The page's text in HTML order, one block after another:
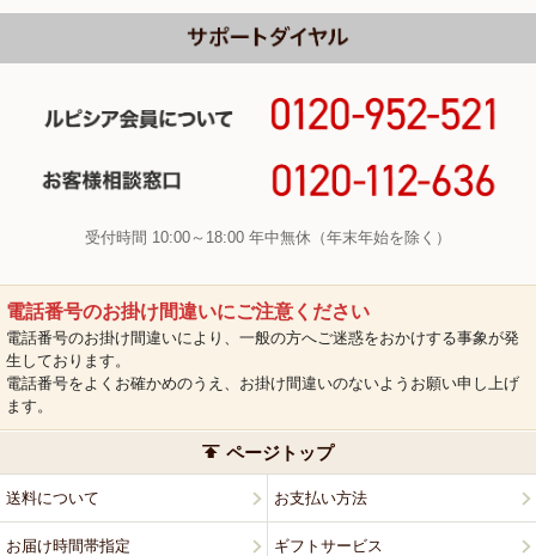
受付時間 10:00～18:00 年中無休（年末年始を除く）
電話番号のお掛け間違いにご注意ください
電話番号のお掛け間違いにより、一般の方へご迷惑をおかけする事象が発
生しております。
電話番号をよくお確かめのうえ、お掛け間違いのないようお願い申し上げ
ます。
ページトップ
送料について お支払い方法
お届け時間帯指定 ギフトサービス